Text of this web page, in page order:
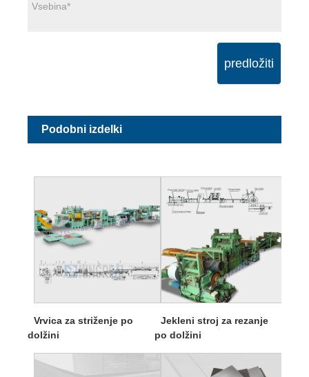
predložiti
Podobni izdelki
Vrvica za striženje po
dolžini
Jekleni stroj za rezanje
po dolžini